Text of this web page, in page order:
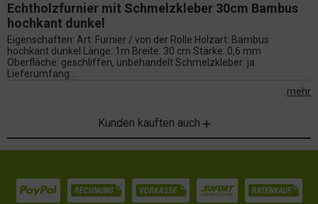
Echtholzfurnier mit Schmelzkleber 30cm Bambus
hochkant dunkel
Eigenschaften: Art: Furnier / von der Rolle Holzart: Bambus
hochkant dunkel Länge: 1m Breite: 30 cm Stärke: 0,6 mm
Oberfläche: geschliffen, unbehandelt Schmelzkleber: ja
Lieferumfang:...
mehr
Kunden kauften auch